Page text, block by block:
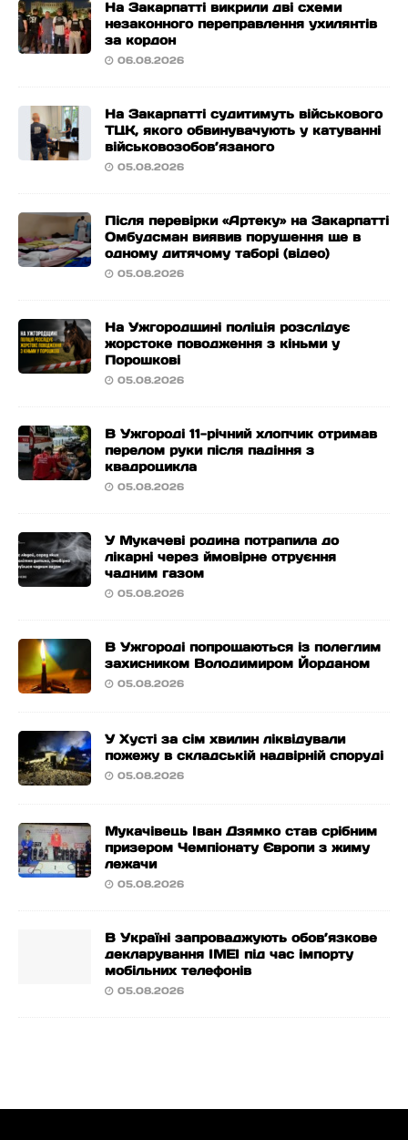
На Закарпатті викрили дві схеми
незаконного переправлення ухилянтів
за кордон
06.08.2026
На Закарпатті судитимуть військового
ТЦК, якого обвинувачують у катуванні
військовозобов’язаного
05.08.2026
Після перевірки «Артеку» на Закарпатті
Омбудсман виявив порушення ще в
одному дитячому таборі (відео)
05.08.2026
На Ужгородщині поліція розслідує
жорстоке поводження з кіньми у
Порошкові
05.08.2026
В Ужгороді 11-річний хлопчик отримав
перелом руки після падіння з
квадроцикла
05.08.2026
У Мукачеві родина потрапила до
лікарні через ймовірне отруєння
чадним газом
05.08.2026
В Ужгороді попрощаються із полеглим
захисником Володимиром Йорданом
05.08.2026
У Хусті за сім хвилин ліквідували
пожежу в складській надвірній споруді
05.08.2026
Мукачівець Іван Дзямко став срібним
призером Чемпіонату Європи з жиму
лежачи
05.08.2026
В Україні запроваджують обов’язкове
декларування IMEI під час імпорту
мобільних телефонів
05.08.2026